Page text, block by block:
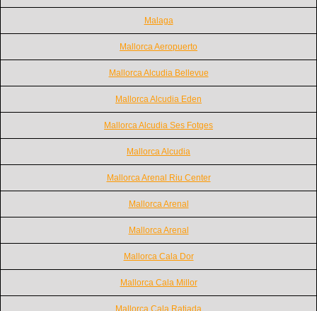
Malaga
Mallorca Aeropuerto
Mallorca Alcudia Bellevue
Mallorca Alcudia Eden
Mallorca Alcudia Ses Fotges
Mallorca Alcudia
Mallorca Arenal Riu Center
Mallorca Arenal
Mallorca Arenal
Mallorca Cala Dor
Mallorca Cala Millor
Mallorca Cala Ratjada